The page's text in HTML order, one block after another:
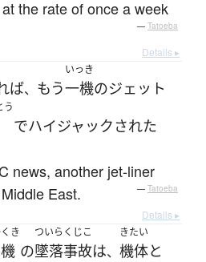
the rate of once a week
— Tatoeba
Details ▸
ば、 もう
いっき
一機のジェット
う
でハイジャックされた
news, another jet-liner
East.
— Tatoeba
Details ▸
き
の
ついらくじこ
墜落事故は、
きたい
機体と